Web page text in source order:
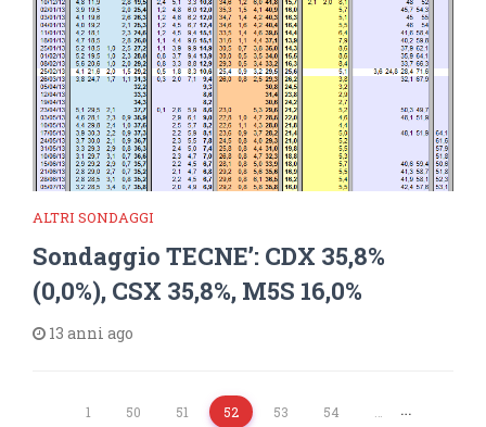
ALTRI SONDAGGI
Sondaggio TECNE’: CDX 35,8%
(0,0%), CSX 35,8%, M5S 16,0%
13 anni ago
1 …
50 51 52 53 54